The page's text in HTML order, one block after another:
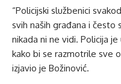
“Policijski službenici
svih naših građana i često
nikada ni ne vidi. Policija
kako bi se razmotrile sve
izjavio je Božinović.